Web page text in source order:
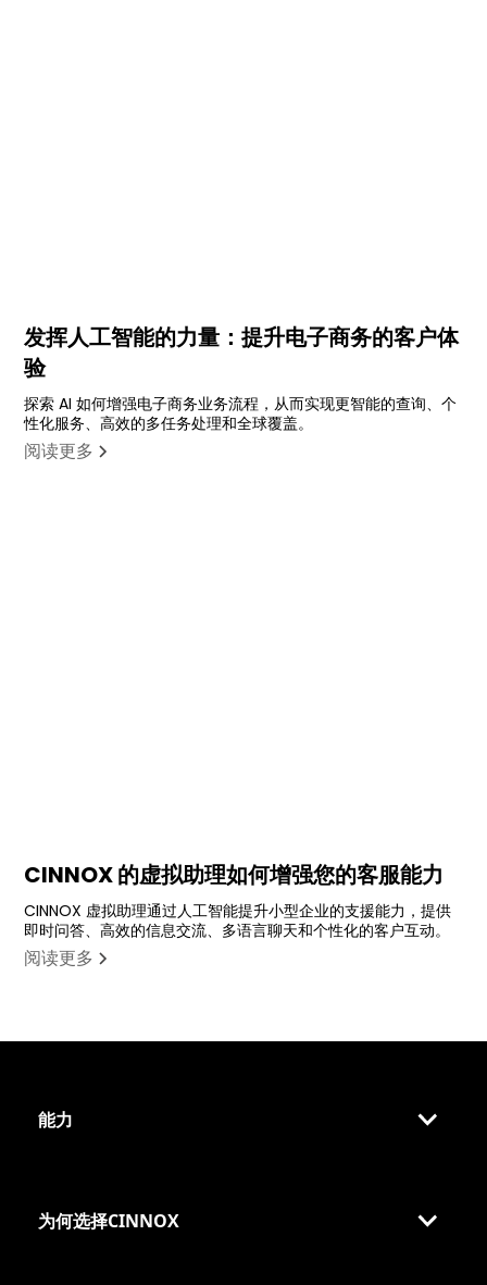
发挥人工智能的力量：提升电子商务的客户体
验
探索 AI 如何增强电子商务业务流程，从而实现更智能的查询、个
性化服务、高效的多任务处理和全球覆盖。
阅读更多
CINNOX 的虚拟助理如何增强您的客服能力
CINNOX 虚拟助理通过人工智能提升小型企业的支援能力，提供
即时问答、高效的信息交流、多语言聊天和个性化的客户互动。
阅读更多
能力
为何选择CINNOX